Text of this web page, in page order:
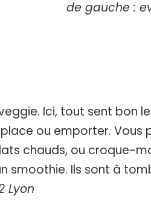
de gauche :
Ici, tout sent bon
ou emporter. Vous
chauds, ou croque-
smoothie. Ils sont à
Lyon